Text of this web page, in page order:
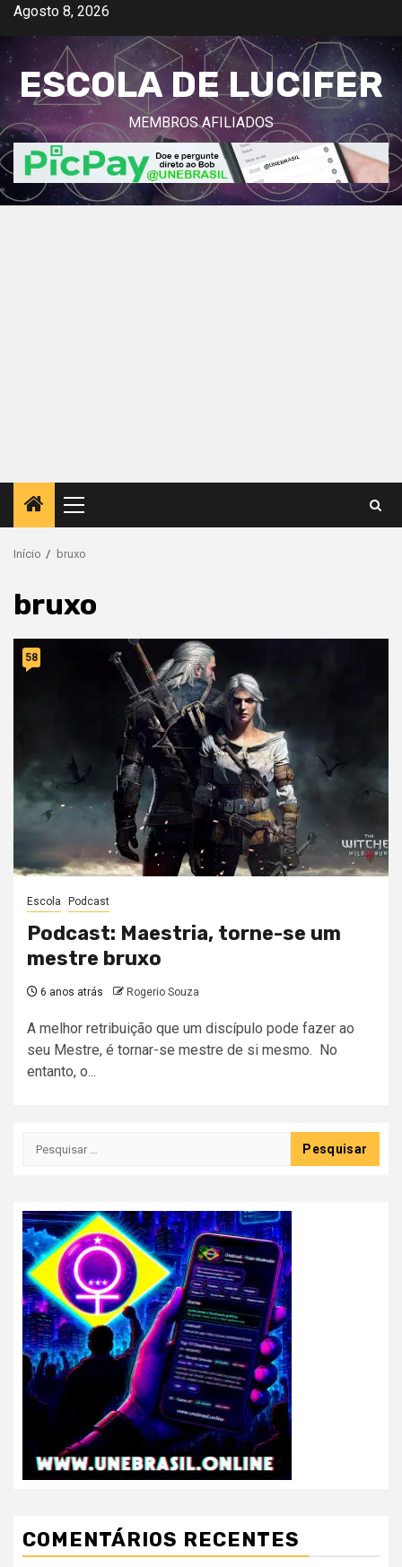
Avançar
o
conteúdo
Agosto 8, 2026
ESCOLA DE LUCIFER
MEMBROS AFILIADOS
Menu
principal
Início bruxo
bruxo
58
Escola Podcast
Podcast: Maestria, torne-se um
mestre bruxo
6 anos atrás Rogerio Souza
A melhor retribuição que um discípulo pode fazer ao
seu Mestre, é tornar-se mestre de si mesmo. No
entanto, o...
Pesquisar
COMENTÁRIOS RECENTES